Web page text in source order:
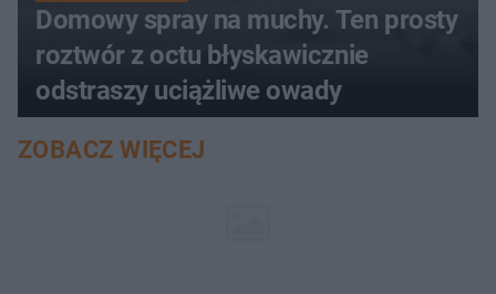
Domowy spray na muchy. Ten prosty
roztwór z octu błyskawicznie
odstraszy uciążliwe owady
ZOBACZ WIĘCEJ